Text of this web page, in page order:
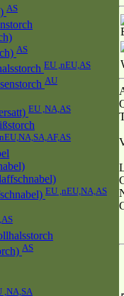
AS
AS
EU ,nEU,AS
AU
EU ,NA,AS
EU ,nEU,NA,AS
AS
,NA,SA